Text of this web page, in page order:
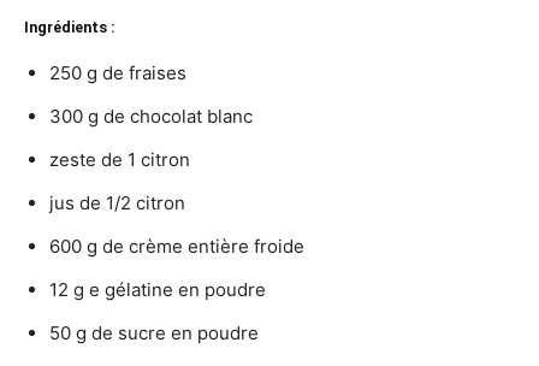
Ingrédients :
250 g de fraises
300 g de chocolat blanc
zeste de 1 citron
jus de 1/2 citron
600 g de crème entière froide
12 g e gélatine en poudre
50 g de sucre en poudre